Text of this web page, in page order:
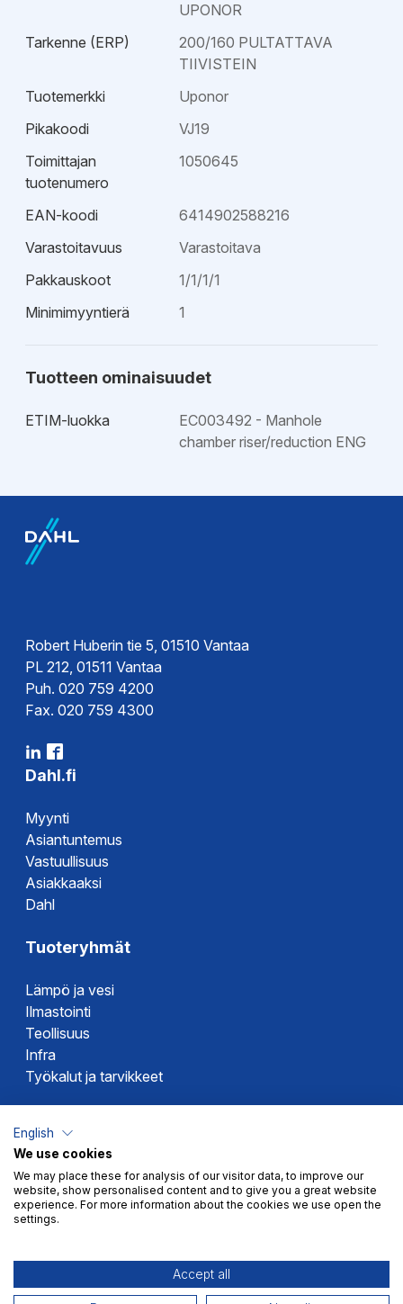
UPONOR
Tarkenne (ERP)
200/160 PULTATTAVA
TIIVISTEIN
Tuotemerkki
Uponor
Pikakoodi
VJ19
Toimittajan
tuotenumero
1050645
EAN-koodi
6414902588216
Varastoitavuus
Varastoitava
Pakkauskoot
1/1/1/1
Minimimyyntierä
1
Tuotteen ominaisuudet
ETIM-luokka
EC003492 - Manhole
chamber riser/reduction ENG
Esite
Robert Huberin tie 5, 01510 Vantaa
PL 212, 01511 Vantaa
Puh. 020 759 4200
Fax. 020 759 4300
Dahl.fi
Myynti
Asiantuntemus
Vastuullisuus
Asiakkaaksi
Dahl
Tuoteryhmät
Lämpö ja vesi
Ilmastointi
Teollisuus
Infra
Työkalut ja tarvikkeet
Altech
Alterna
Novipro
Votec
English
We use cookies
We may place these for analysis of our visitor data, to improve our
website, show personalised content and to give you a great website
experience. For more information about the cookies we use open the
settings.
Accept all